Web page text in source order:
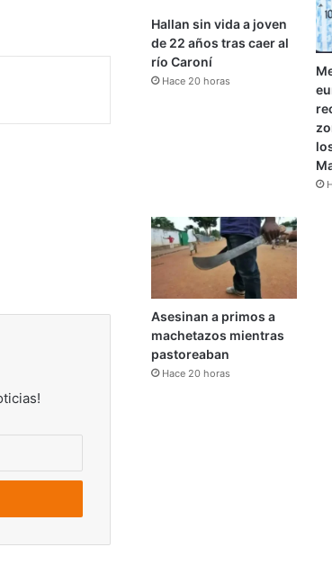
Hallan sin vida a joven
de 22 años tras caer al
río Caroní
Hace 20 horas
Asesinan a primos a
machetazos mientras
pastoreaban
Hace 20 horas